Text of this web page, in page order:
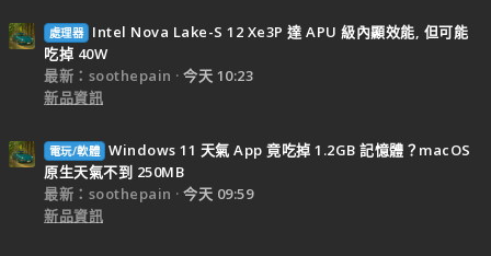
處理器
Intel Nova Lake-S 12 Xe3P 達 APU 級內顯效能, 但可能
吃掉 40W
最新：soothepain
今天 10:23
新品資訊
電玩/軟體 Windows 11 天氣 App 竟吃掉 1.2GB 記憶體？macOS
原生天氣不到 250MB
最新：soothepain
今天 09:59
新品資訊